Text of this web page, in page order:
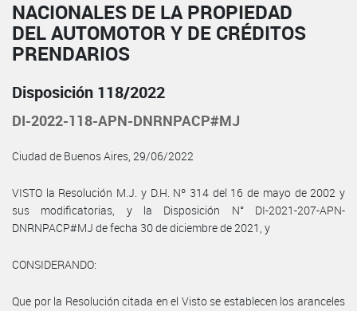
NACIONALES DE LA PROPIEDAD
DEL AUTOMOTOR Y DE CRÉDITOS
PRENDARIOS
Disposición 118/2022
DI-2022-118-APN-DNRNPACP#MJ
Ciudad de Buenos Aires, 29/06/2022
VISTO la Resolución M.J. y D.H. Nº 314 del 16 de mayo de 2002 y
sus modificatorias, y la Disposición N° DI-2021-207-APN-
DNRNPACP#MJ de fecha 30 de diciembre de 2021, y
CONSIDERANDO:
Que por la Resolución citada en el Visto se establecen los aranceles